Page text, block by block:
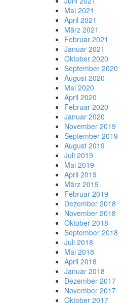
Mai 2021
April 2021
März 2021
Februar 2021
Januar 2021
Oktober 2020
September 2020
August 2020
Mai 2020
April 2020
Februar 2020
Januar 2020
November 2019
September 2019
August 2019
Juli 2019
Mai 2019
April 2019
März 2019
Februar 2019
Dezember 2018
November 2018
Oktober 2018
September 2018
Juli 2018
Mai 2018
April 2018
Januar 2018
Dezember 2017
November 2017
Oktober 2017